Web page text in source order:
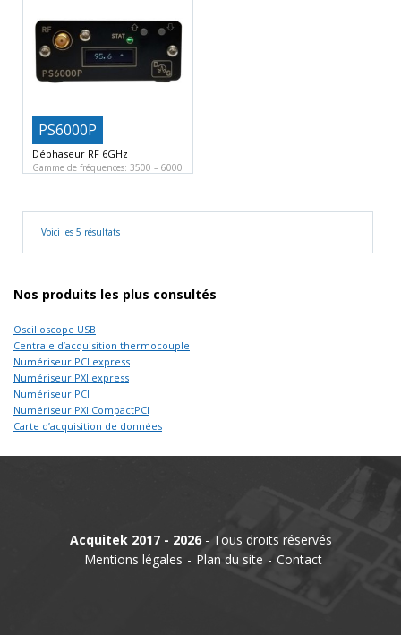
PS6000P
Déphaseur RF 6GHz
Gamme de fréquences: 3500 – 6000
Voici les 5 résultats
Nos produits les plus consultés
Oscilloscope USB
Centrale d’acquisition thermocouple
Numériseur PCI express
Numériseur PXI express
Numériseur PCI
Numériseur PXI CompactPCI
Carte d’acquisition de données
Acquitek 2017 - 2026- Tous droits réservés
Mentions légales
Plan du site Contact